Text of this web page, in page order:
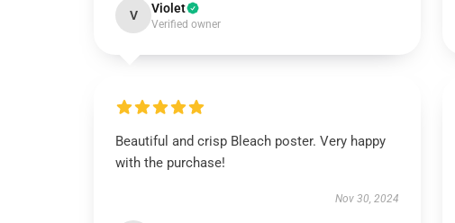
V Violet
Verified owner
Beautiful and crisp Bleach poster. Very happy
with the purchase!
Nov 30, 2024